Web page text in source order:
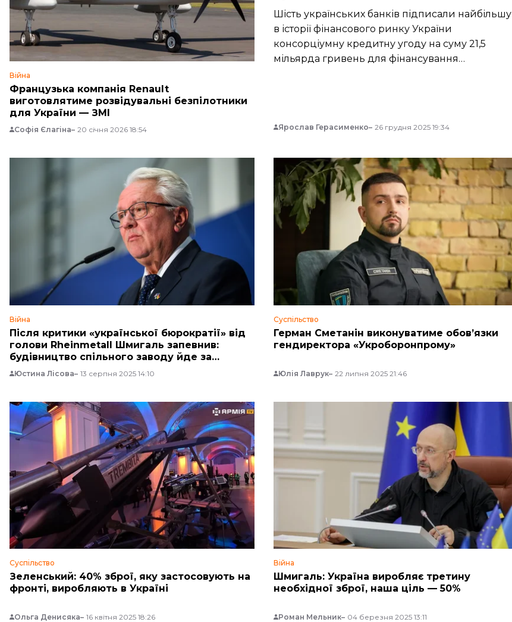
Війна
Французька компанія Renault
виготовлятиме розвідувальні безпілотники
для України — ЗМІ
Софія Єлагіна 20 січня 2026 18:54
Шість українських банків підписали найбільшу
в історії фінансового ринку України
консорціумну кредитну угоду на суму 21,5
мільярда гривень для фінансування
Ярослав Герасименко 26 грудня 2025 19:34
Війна
Після критики «української бюрократії» від
голови Rheinmetall Шмигаль запевнив:
будівництво спільного заводу йде за
планом
Юстина Лісова 13 серпня 2025 14:10
Суспільство
Герман Сметанін виконуватиме обов’язки
гендиректора «Укроборонпрому»
Юлія Лаврук 22 липня 2025 21:46
Суспільство
Зеленський: 40% зброї, яку застосовують на
фронті, виробляють в Україні
Ольга Денисяка 16 квітня 2025 18:26
Війна
Шмигаль: Україна виробляє третину
необхідної зброї, наша ціль — 50%
Роман Мельник 04 березня 2025 13:11